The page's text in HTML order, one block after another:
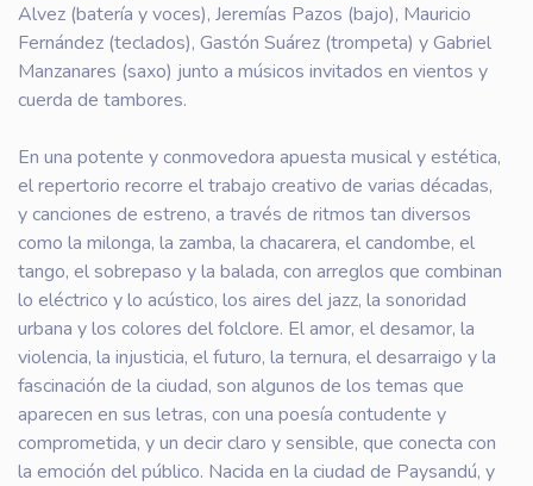
Alvez (batería y voces), Jeremías Pazos (bajo), Mauricio
Fernández (teclados), Gastón Suárez (trompeta) y Gabriel
Manzanares (saxo) junto a músicos invitados en vientos y
cuerda de tambores.
En una potente y conmovedora apuesta musical y estética,
el repertorio recorre el trabajo creativo de varias décadas,
y canciones de estreno, a través de ritmos tan diversos
como la milonga, la zamba, la chacarera, el candombe, el
tango, el sobrepaso y la balada, con arreglos que combinan
lo eléctrico y lo acústico, los aires del jazz, la sonoridad
urbana y los colores del folclore. El amor, el desamor, la
violencia, la injusticia, el futuro, la ternura, el desarraigo y la
fascinación de la ciudad, son algunos de los temas que
aparecen en sus letras, con una poesía contudente y
comprometida, y un decir claro y sensible, que conecta con
la emoción del público. Nacida en la ciudad de Paysandú, y